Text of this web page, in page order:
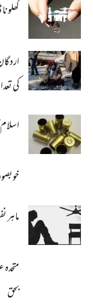
کی تعداد 11,000 سے
اسلام
بحق